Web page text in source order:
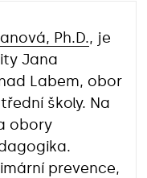
Ph.D., je
Jana
Labem, obor
školy. Na
obory
prevence,